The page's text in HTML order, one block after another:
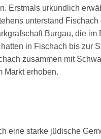
Erstmals urkundlich
unterstand
Burgau, die
in Fischach bis zur
zusammen mit
Markt erhoben.
eine starke jüdische